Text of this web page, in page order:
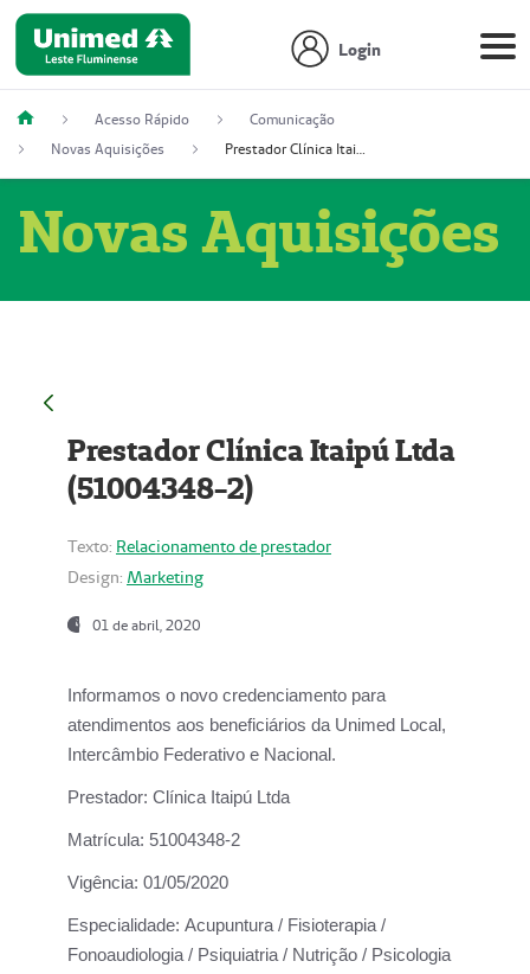
Login
Acesso Rápido
Comunicação
Novas Aquisições
Prestador Clínica Itaipú Ltda (51004348-2)
Novas Aquisições
Prestador Clínica Itaipú Ltda
(51004348-2)
Texto: Relacionamento de prestador
Design: Marketing
01 de abril, 2020
Informamos o novo credenciamento para
atendimentos aos beneficiários da Unimed Local,
Intercâmbio Federativo e Nacional.
Prestador: Clínica Itaipú Ltda
Matrícula: 51004348-2
Vigência: 01/05/2020
Especialidade: Acupuntura / Fisioterapia /
Fonoaudiologia / Psiquiatria / Nutrição / Psicologia